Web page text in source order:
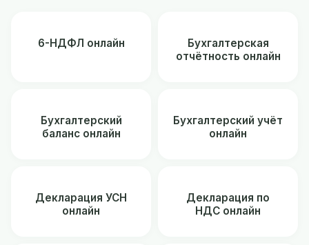
6-НДФЛ онлайн
Бухгалтерская
отчётность онлайн
Бухгалтерский
баланс онлайн
Бухгалтерский учёт
онлайн
Декларация УСН
онлайн
Декларация по
НДС онлайн